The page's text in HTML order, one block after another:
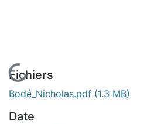
En cours de chargement...
Fichiers
Bodé_Nicholas.pdf (1.3 MB)
Date